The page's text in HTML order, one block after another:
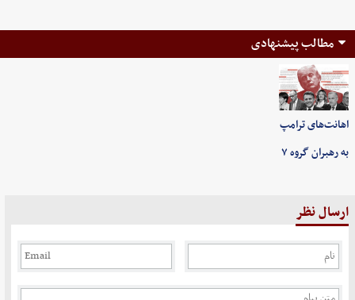
مطالب پیشنهادی
اهانت‌های ترامپ
به رهبران گروه ۷
ارسال نظر